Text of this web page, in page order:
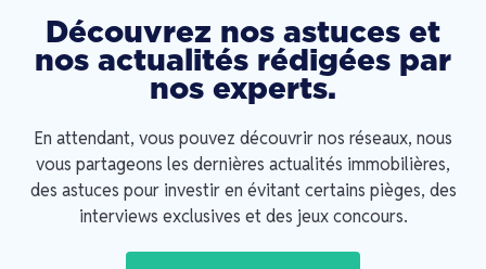
Découvrez nos astuces et
nos actualités rédigées par
nos experts.
En attendant, vous pouvez découvrir nos réseaux, nous
vous partageons les dernières actualités immobilières,
des astuces pour investir en évitant certains pièges, des
interviews exclusives et des jeux concours.